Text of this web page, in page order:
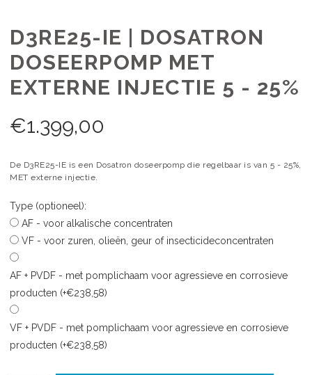
D3RE25-IE | DOSATRON
DOSEERPOMP MET
EXTERNE INJECTIE 5 - 25%
€1.399,00
De D3RE25-IE is een Dosatron doseerpomp die regelbaar is van 5 - 25%,
MET externe injectie.
Type (optioneel):
AF - voor alkalische concentraten
VF - voor zuren, olieën, geur of insecticideconcentraten
AF + PVDF - met pomplichaam voor agressieve en corrosieve
producten (+€238,58)
VF + PVDF - met pomplichaam voor agressieve en corrosieve
producten (+€238,58)